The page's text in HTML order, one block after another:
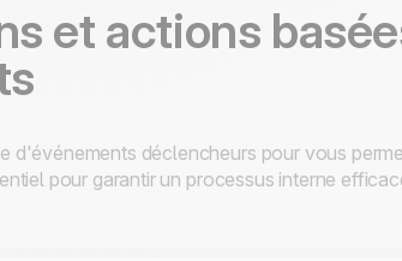
et actions
d'événements déclencheurs pour vous
pour garantir un processus interne